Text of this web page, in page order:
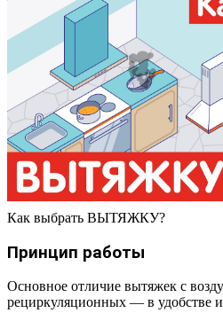
Как выбрать ВЫТЯЖКУ?
Принцип работы
Основное отличие вытяжек с
рециркуляционных — в удобстве